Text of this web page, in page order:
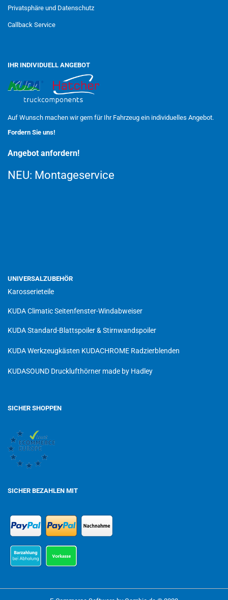
Privatsphäre und Datenschutz
Callback Service
IHR INDIVIDUELL ANGEBOT
Auf Wunsch machen wir gern für Ihr Fahrzeug ein individuelles Angebot.
Fordern Sie uns!
Angebot anfordern!
NEU: Montageservice
UNIVERSALZUBEHÖR
Karosserieteile
KUDA Climatic Seitenfenster-Windabweiser
KUDA Standard-Blattspoiler & Stirnwandspoiler
KUDA Werkzeugkästen KUDACHROME Radzierblenden
KUDASOUND Drucklufthörner made by Hadley
SICHER SHOPPEN
SICHER BEZAHLEN MIT